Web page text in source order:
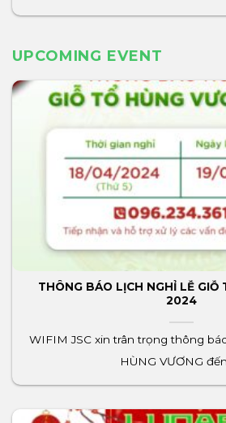
UPCOMING EVENT
THÔNG BÁO LỊCH NGHỈ LỄ GIỖ
2024
WIFIM JSC xin trân trọng thông
HÙNG VƯƠNG